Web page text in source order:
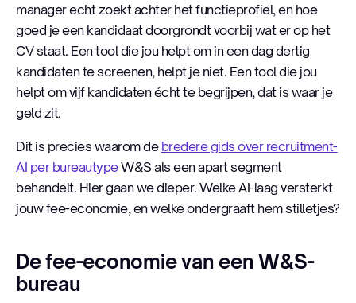
manager echt zoekt achter het functieprofiel, en hoe
goed je een kandidaat doorgrondt voorbij wat er op het
CV staat. Een tool die jou helpt om in een dag dertig
kandidaten te screenen, helpt je niet. Een tool die jou
helpt om vijf kandidaten écht te begrijpen, dat is waar je
geld zit.
Dit is precies waarom de bredere gids over recruitment-
AI per bureautypeW&S als een apart segment
behandelt. Hier gaan we dieper. Welke AI-laag versterkt
jouw fee-economie, en welke ondergraaft hem stilletjes?
De fee-economie van een W&S-
bureau